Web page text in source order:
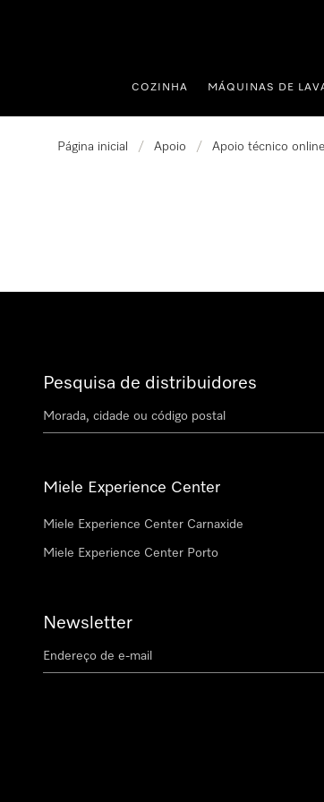
COZINHA MÁQUINAS DE
Página inicial / Apoio / Apoio técnico online
Pesquisa de distribuidores
Miele Experience Center
Miele Experience Center Carnaxide
Miele Experience Center Porto
Newsletter